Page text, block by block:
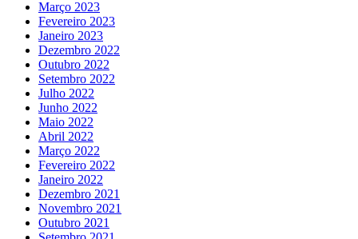
Março 2023
Fevereiro 2023
Janeiro 2023
Dezembro 2022
Outubro 2022
Setembro 2022
Julho 2022
Junho 2022
Maio 2022
Abril 2022
Março 2022
Fevereiro 2022
Janeiro 2022
Dezembro 2021
Novembro 2021
Outubro 2021